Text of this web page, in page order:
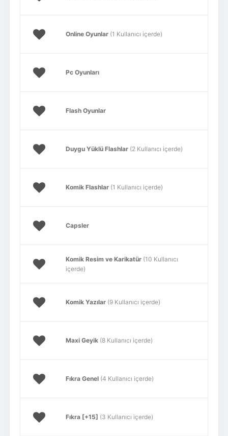
Online Oyunlar (1 Kullanıcı içerde)
Pc Oyunları
Flash Oyunlar
Duygu Yüklü Flashlar (2 Kullanıcı içerde)
Komik Flashlar (1 Kullanıcı içerde)
Capsler
Komik Resim ve Karikatür (10 Kullanıcı
içerde)
Komik Yazılar (9 Kullanıcı içerde)
Maxi Geyik (8 Kullanıcı içerde)
Fıkra Genel (4 Kullanıcı içerde)
Fıkra [+15] (3 Kullanıcı içerde)